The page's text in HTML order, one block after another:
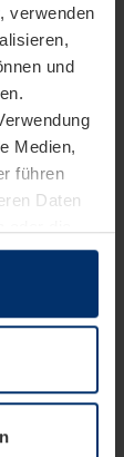
, verwenden
und
Medien,
führen
Daten
benötigen
jederzeit
oder